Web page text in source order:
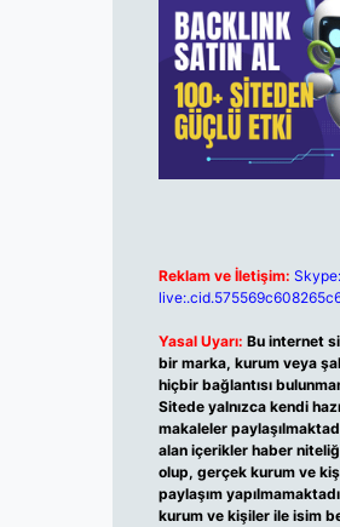
Reklam ve İletişim: Skype:
Yasal Uyarı: Bu internet
bir marka, kurum veya
hiçbir bağlantısı
Sitede yalnızca kendi
makaleler
alan içerikler haber
olup, gerçek kurum ve
paylaşım
kurum ve kişiler ile isim